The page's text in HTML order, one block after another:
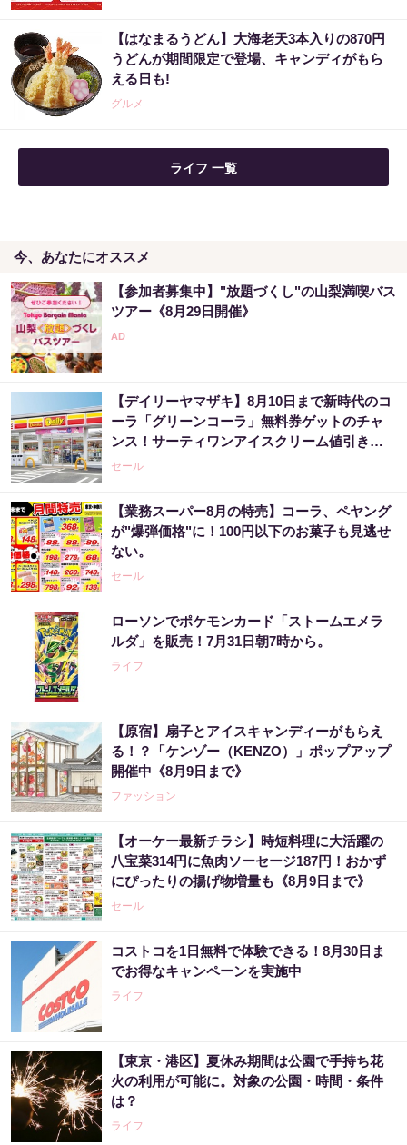
【はなまるうどん】大海老天3本入りの870円
うどんが期間限定で登場、キャンディがもら
える日も!
グルメ
ライフ 一覧
今、あなたにオススメ
【参加者募集中】"放題づくし"の山梨満喫バス
ツアー《8月29日開催》
【デイリーヤマザキ】8月10日まで新時代のコ
ーラ「グリーンコーラ」無料券ゲットのチャ
ンス！サーティワンアイスクリーム値引きな
どお得企画も目白押し。
セール
【業務スーパー8月の特売】コーラ、ペヤング
が"爆弾価格"に！100円以下のお菓子も見逃せ
ない。
セール
ローソンでポケモンカード「ストームエメラ
ルダ」を販売！7月31日朝7時から。
ライフ
【原宿】扇子とアイスキャンディーがもらえ
る！？「ケンゾー（KENZO）」ポップアップ
開催中《8月9日まで》
ファッション
【オーケー最新チラシ】時短料理に大活躍の
八宝菜314円に魚肉ソーセージ187円！おかず
にぴったりの揚げ物増量も《8月9日まで》
セール
コストコを1日無料で体験できる！8月30日ま
でお得なキャンペーンを実施中
ライフ
【東京・港区】夏休み期間は公園で手持ち花
火の利用が可能に。対象の公園・時間・条件
は？
ライフ